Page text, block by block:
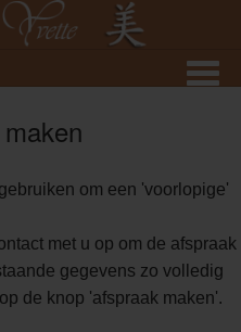
om een 'voorlopige'
met u op om de afspraak
gegevens zo volledig
de knop 'afspraak maken'.